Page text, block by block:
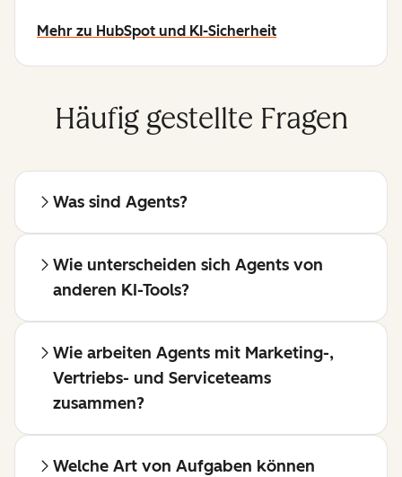
Mehr zu HubSpot und KI-Sicherheit
Häufig gestellte Fragen
Was sind Agents?
Wie unterscheiden sich Agents von
anderen KI-Tools?
Wie arbeiten Agents mit Marketing-,
Vertriebs- und Serviceteams
zusammen?
Welche Art von Aufgaben können